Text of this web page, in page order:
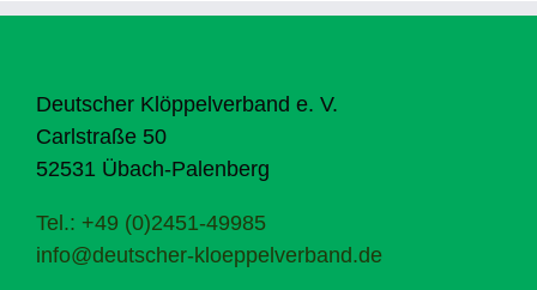
Deutscher Klöppelverband e. V.
Carlstraße 50
52531 Übach-Palenberg
Tel.: +49 (0)2451-49985
info@deutscher-kloeppelverband.de